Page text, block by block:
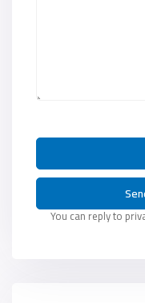
You can reply to